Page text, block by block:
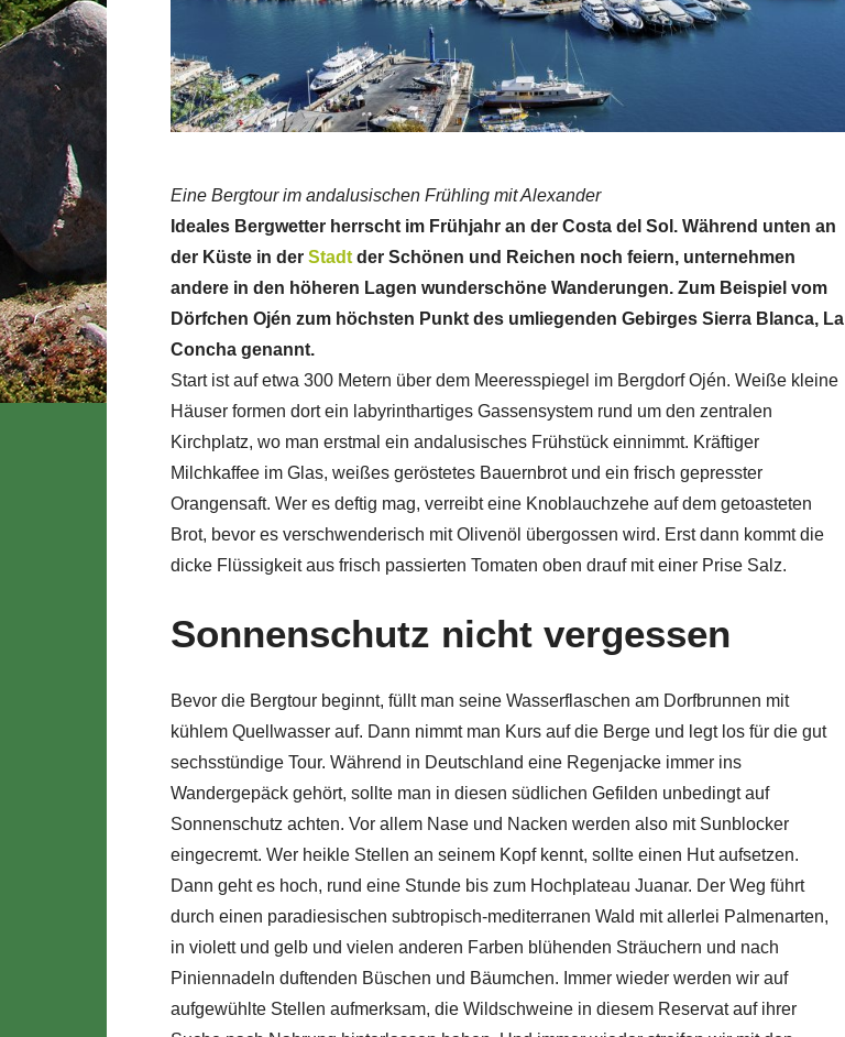
Eine Bergtour im andalusischen Frühling mit Alexander
Ideales Bergwetter herrscht im Frühjahr an der Costa del Sol. Während unten an
der Küste in der Stadtder Schönen und Reichen noch feiern, unternehmen
andere in den höheren Lagen wunderschöne Wanderungen. Zum Beispiel vom
Dörfchen Ojén zum höchsten Punkt des umliegenden Gebirges Sierra Blanca, La
Concha genannt.
Start ist auf etwa 300 Metern über dem Meeresspiegel im Bergdorf Ojén. Weiße kleine
Häuser formen dort ein labyrinthartiges Gassensystem rund um den zentralen
Kirchplatz, wo man erstmal ein andalusisches Frühstück einnimmt. Kräftiger
Milchkaffee im Glas, weißes geröstetes Bauernbrot und ein frisch gepresster
Orangensaft. Wer es deftig mag, verreibt eine Knoblauchzehe auf dem getoasteten
Brot, bevor es verschwenderisch mit Olivenöl übergossen wird. Erst dann kommt die
dicke Flüssigkeit aus frisch passierten Tomaten oben drauf mit einer Prise Salz.
Sonnenschutz nicht vergessen
Bevor die Bergtour beginnt, füllt man seine Wasserflaschen am Dorfbrunnen mit
kühlem Quellwasser auf. Dann nimmt man Kurs auf die Berge und legt los für die gut
sechsstündige Tour. Während in Deutschland eine Regenjacke immer ins
Wandergepäck gehört, sollte man in diesen südlichen Gefilden unbedingt auf
Sonnenschutz achten. Vor allem Nase und Nacken werden also mit Sunblocker
eingecremt. Wer heikle Stellen an seinem Kopf kennt, sollte einen Hut aufsetzen.
Dann geht es hoch, rund eine Stunde bis zum Hochplateau Juanar. Der Weg führt
durch einen paradiesischen subtropisch-mediterranen Wald mit allerlei Palmenarten,
in violett und gelb und vielen anderen Farben blühenden Sträuchern und nach
Piniennadeln duftenden Büschen und Bäumchen. Immer wieder werden wir auf
aufgewühlte Stellen aufmerksam, die Wildschweine in diesem Reservat auf ihrer